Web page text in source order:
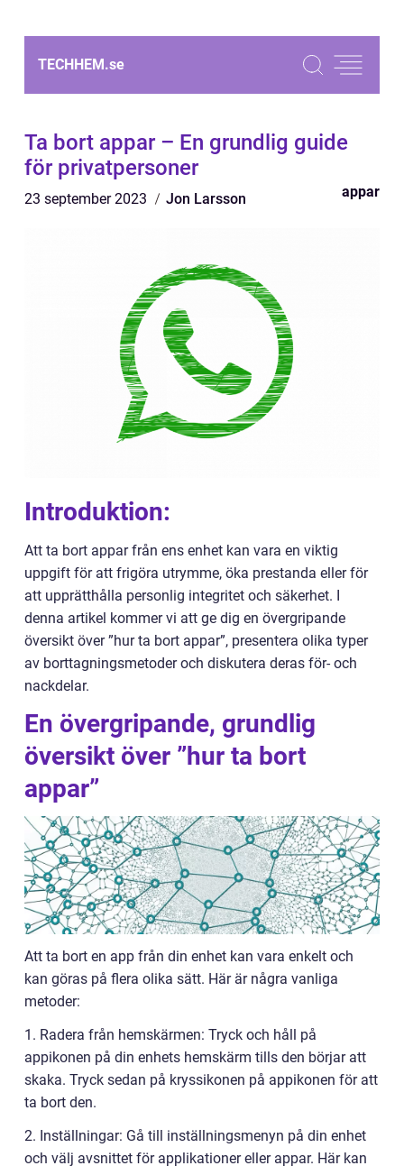
TECHHEM.se
Ta bort appar – En grundlig guide
för privatpersoner
23 september 2023 Jon Larsson appar
Introduktion:
Att ta bort appar från ens enhet kan vara en viktig
uppgift för att frigöra utrymme, öka prestanda eller för
att upprätthålla personlig integritet och säkerhet. I
denna artikel kommer vi att ge dig en övergripande
översikt över ”hur ta bort appar”, presentera olika typer
av borttagningsmetoder och diskutera deras för- och
nackdelar.
En övergripande, grundlig
översikt över ”hur ta bort
appar”
Att ta bort en app från din enhet kan vara enkelt och
kan göras på flera olika sätt. Här är några vanliga
metoder:
1. Radera från hemskärmen: Tryck och håll på
appikonen på din enhets hemskärm tills den börjar att
skaka. Tryck sedan på kryssikonen på appikonen för att
ta bort den.
2. Inställningar: Gå till inställningsmenyn på din enhet
och välj avsnittet för applikationer eller appar. Här kan